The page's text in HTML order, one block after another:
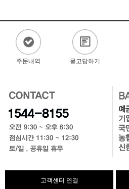
주문내역 묻고답하기
고객센터 연결